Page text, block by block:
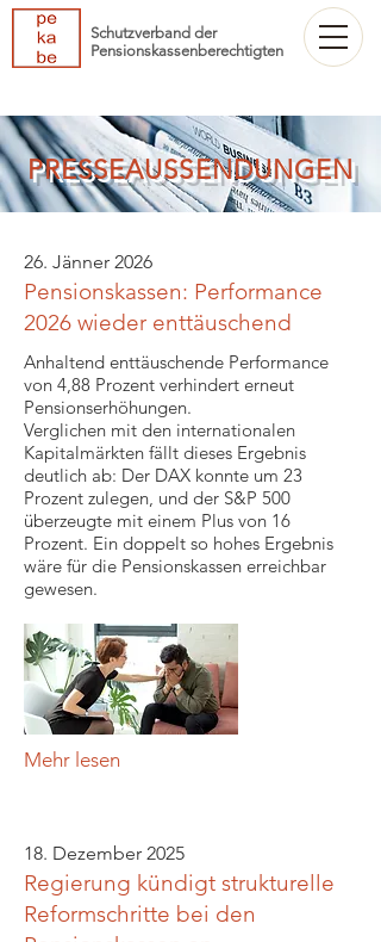
Schutzverband der
Pensionskassenberechtigten
PRESSEAUSSENDUNGEN
26. Jänner 2026
Pensionskassen: Performance
2026 wieder enttäuschend
Anhaltend enttäuschende Performance
von 4,88 Prozent verhindert erneut
Pensionserhöhungen.
Verglichen mit den internationalen
Kapitalmärkten fällt dieses Ergebnis
deutlich ab: Der DAX konnte um 23
Prozent zulegen, und der S&P 500
überzeugte mit einem Plus von 16
Prozent. Ein doppelt so hohes Ergebnis
wäre für die Pensionskassen erreichbar
gewesen.
Mehr lesen
18. Dezember 2025
Regierung kündigt strukturelle
Reformschritte bei den